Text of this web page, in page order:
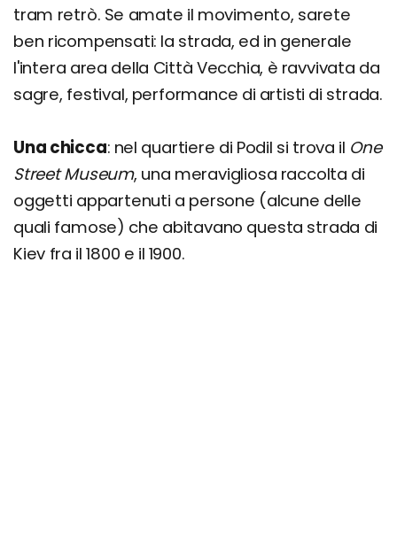
tram retrò. Se amate il movimento, sarete
ben ricompensati: la strada, ed in generale
l'intera area della Città Vecchia, è ravvivata da
sagre, festival, performance di artisti di strada.
Una chicca: nel quartiere di Podil si trova il One
Street Museum, una meravigliosa raccolta di
oggetti appartenuti a persone (alcune delle
quali famose) che abitavano questa strada di
Kiev fra il 1800 e il 1900.